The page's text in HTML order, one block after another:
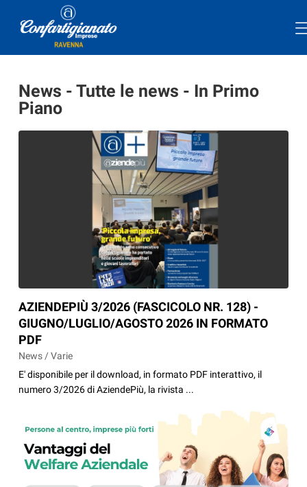
News - Tutte le news - In Primo
Piano
AZIENDEPIÙ 3/2026 (FASCICOLO NR. 128) -
GIUGNO/LUGLIO/AGOSTO 2026 IN FORMATO
PDF
News / Varie
E' disponibile per il download, in formato PDF interattivo, il
numero 3/2026 di AziendePiù, la rivista ...